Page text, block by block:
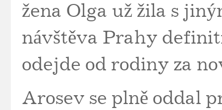
žena Olga už žila s
návštěva Prahy
odejde od rodiny za
Arosev se plně oddal